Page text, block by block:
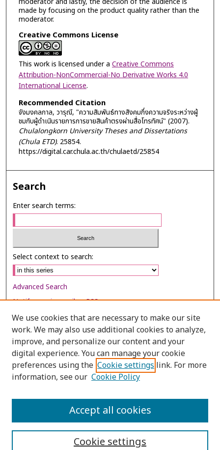
made by focusing on the product quality rather than the
moderator.
Creative Commons License
This work is licensed under a Creative Commons
Attribution-NonCommercial-No Derivative Works 4.0
International License.
Recommended Citation
จังมงคลกาล, วารุณี, "ความสัมพันธ์ทางสังคมกึ่งความจริงระหว่างผู้
ชมกับผู้ดำเนินรายการการขายสินค้าตรงผ่านสื่อโทรทัศน์" (2007).
Chulalongkorn University Theses and Dissertations
(Chula ETD). 25854.
https://digital.car.chula.ac.th/chulaetd/25854
Search
Enter search terms:
Select context to search:
Advanced Search
Notify me via email orRSS
Browse
Collections
Disciplines
Authors
We use cookies that are necessary to make our site
work. We may also use additional cookies to analyze,
improve, and personalize our content and your
digital experience. You can manage your cookie
preferences using the Cookie settings link. For more
information, see our Cookie Policy
Cookie settings
Accept all cookies